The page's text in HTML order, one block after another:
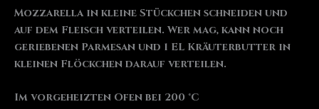
Mozzarella in kleine Stückchen schneiden und
auf dem Fleisch verteilen. Wer mag, kann noch
geriebenen Parmesan und 1 EL Kräuterbutter in
kleinen Flöckchen darauf verteilen.
Im vorgeheizten Ofen bei 200 °C